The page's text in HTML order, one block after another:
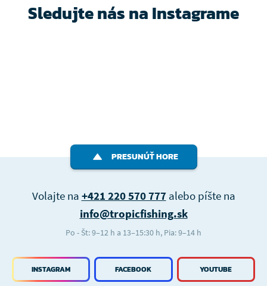
Sledujte nás na Instagrame
PRESUNÚŤ HORE
INSTAGRAM FACEBOOK YOUTUBE
Volajte na +421 220 570 777alebo píšte na
info@tropicfishing.sk
Po - Št: 9–12 h a 13–15:30 h, Pia: 9–14 h